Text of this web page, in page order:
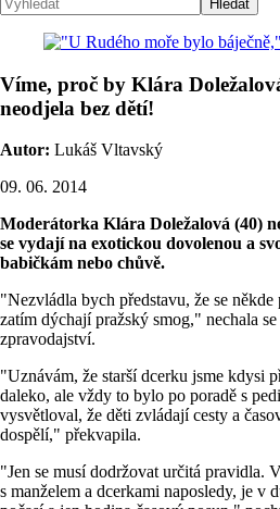
Víme, proč by Klára
neodjela bez dětí!
Autor: Lukáš Vltavský
09. 06. 2014
Moderátorka Klára Doležalová (40)
se vydají na exotickou dovolenou a
babičkám nebo chůvě.
"Nezvládla bych představu, že se
zatím dýchají pražský smog," nechala
zpravodajství.
"Uznávám, že starší dcerku jsme kdysi
daleko, ale vždy to bylo po poradě s
vysvětloval, že děti zvládají cesty a
dospělí," překvapila.
"Jen se musí dodržovat určitá pravidla.
s manželem a dcerkami naposledy, je v